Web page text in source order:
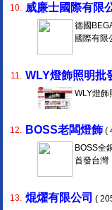
10. 威廉士國際有限
德國
國際有限
11. WLY燈飾照明批
WLY燈飾
12. BOSS老闆燈飾 (
BOSS全
首發台灣
13. 焜燿有限公司 (